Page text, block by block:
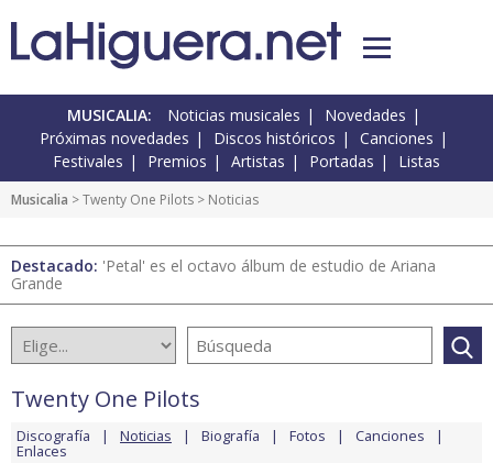
MUSICALIA: Noticias musicales
Novedades
Próximas novedades
Discos históricos
Canciones
Festivales
Premios Artistas Portadas Listas
Musicalia >Twenty One Pilots > Noticias
Destacado: 'Petal' es el octavo álbum de estudio de Ariana
Grande
Twenty One Pilots
Discografía Noticias Biografía Fotos Canciones
Enlaces